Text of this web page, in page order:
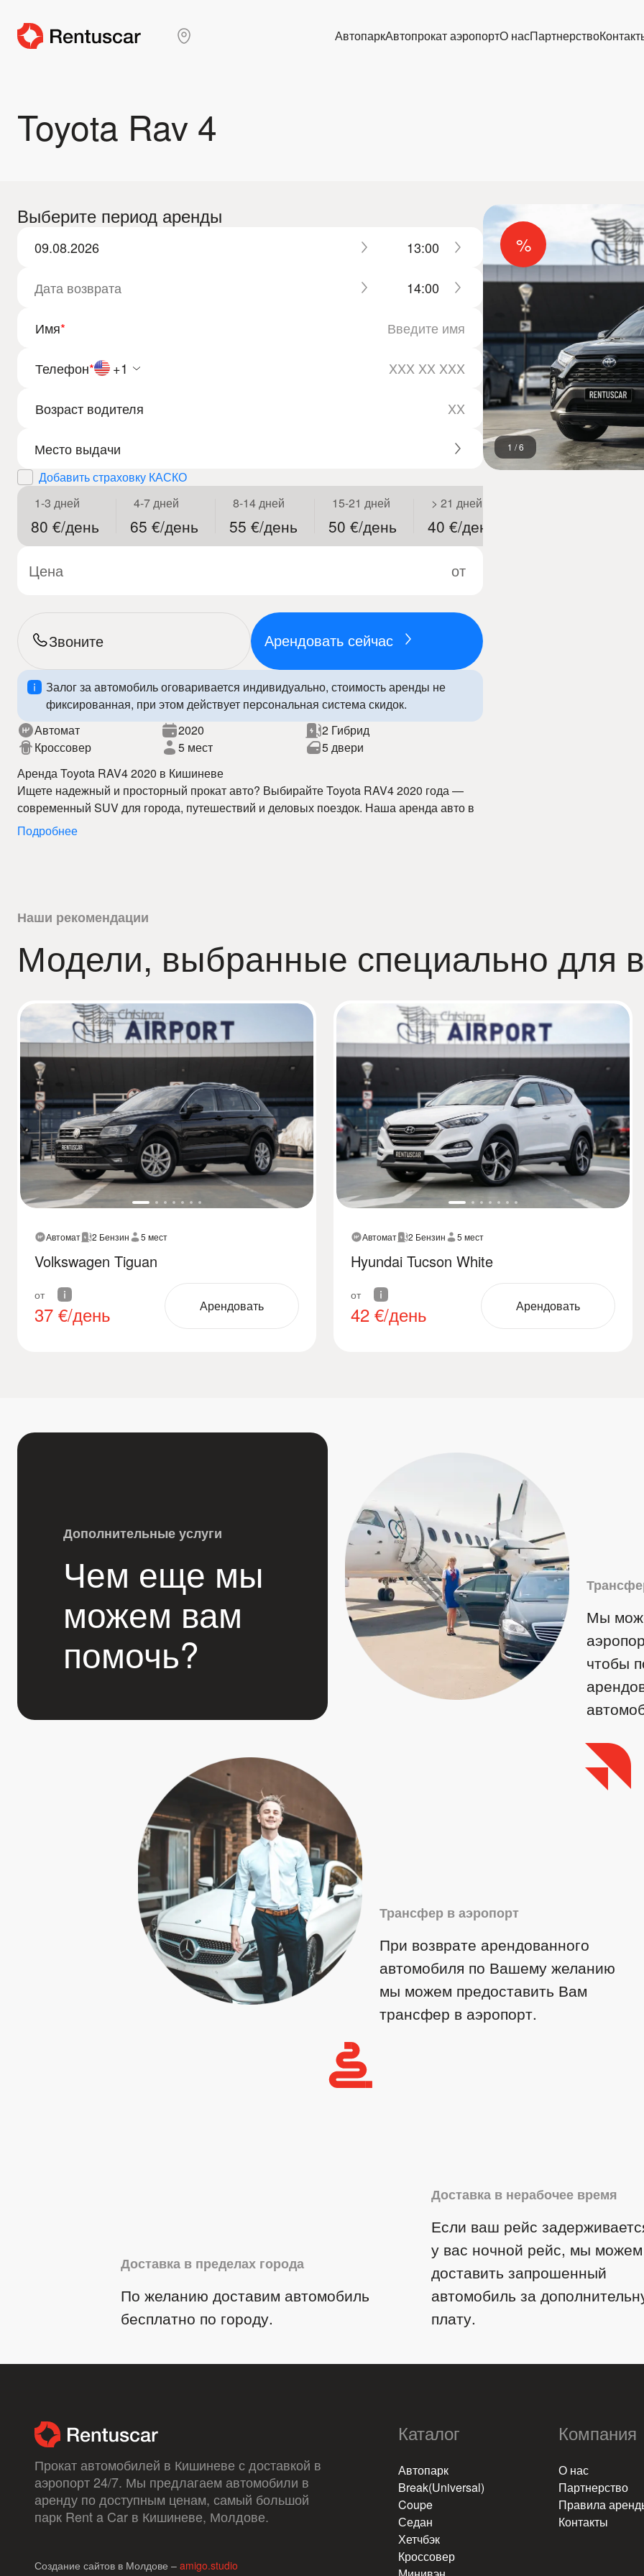
АвтопаркАвтопрокат аэропортО насПартнерство
Toyota Rav 4
Выберите период аренды
13:00
14:00
Имя*
Телефон* +1
Возраст водителя
Добавить страховку КАСКО
1-3 дней
80 €/день
4-7 дней
65 €/день
8-14 дней
55 €/день
15-21 дней
50 €/день
> 21 дней
40 €/день
Цена от
Звоните Арендовать сейчас
Залог за автомобиль оговаривается индивидуально, стоимость аренды не
фиксированная, при этом действует персональная система скидок.
Автомат
2020
2 Гибрид
Кроссовер
5 мест
5 двери
Аренда Toyota RAV4 2020 в Кишиневе
Ищете надежный и просторный прокат авто? Выбирайте Toyota RAV4 2020 года —
современный SUV для города, путешествий и деловых поездок. Наша аренда авто в
Кишиневе предлагает выгодные цены, прозрачные условия и быстрый доступ к
автомобилям.
Toyota RAV4 2020 сочетает современный дизайн, комфортный салон и передовые
– лучшие цены на аренду авто в Кишиневе
– быстрый доступ к автомобилям
– прокат авто 24/7
– прозрачные условия
Забронируйте Toyota RAV4 2020 уже сегодня и оцените удобство
качественного проката авто в Кишиневе!
Подробнее
1 /6
%
Наши рекомендации
Модели, выбранные специально для
Автомат 2 Бензин 5 мест
Volkswagen Tiguan
от
37 €/день Арендовать
Автомат 2 Бензин 5 мест
Hyundai Tucson White
от
42 €/день Арендовать
Дополнительные услуги
Чем еще мы
можем вам
помочь?
Мы
чтобы
Трансфер в аэропорт
При возврате арендованного
автомобиля по Вашему желанию
мы можем предоставить Вам
трансфер в аэропорт.
Доставка в пределах города
По желанию доставим автомобиль
бесплатно по городу.
Доставка в нерабочее время
Если ваш рейс
у вас ночной рейс, мы можем
доставить запрошенный
автомобиль за
плату.
Прокат автомобилей в Кишиневе с доставкой в ​​
аэропорт 24/7. Мы предлагаем автомобили в
аренду по доступным ценам, самый большой
парк Rent a Car в Кишиневе, Молдове.
Создание сайтов в Молдове – amigo.studio
Каталог
Автопарк
Break(Universal)
Coupe
Седан
Хетчбэк
Кроссовер
Компания
О нас
Партнерство
Правила
Контакты